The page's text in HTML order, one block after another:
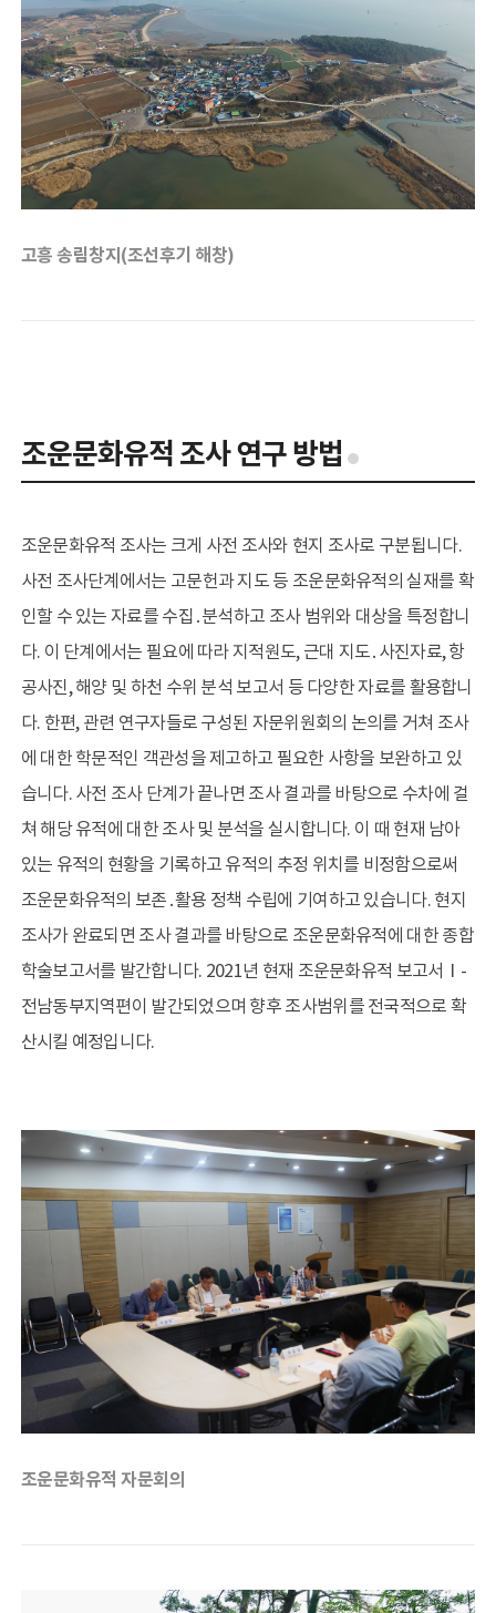
고흥 송림창지(조선후기 해창)
조운문화유적 조사 연구 방법
조운문화유적 조사는 크게 사전 조사와 현지 조사로 구분됩니다.
사전 조사단계에서는 고문헌과 지도 등 조운문화유적의 실재를 확
인할 수 있는 자료를 수집․분석하고 조사 범위와 대상을 특정합니
다. 이 단계에서는 필요에 따라 지적원도, 근대 지도․사진자료, 항
공사진, 해양 및 하천 수위 분석 보고서 등 다양한 자료를 활용합니
다. 한편, 관련 연구자들로 구성된 자문위원회의 논의를 거쳐 조사
에 대한 학문적인 객관성을 제고하고 필요한 사항을 보완하고 있
습니다. 사전 조사 단계가 끝나면 조사 결과를 바탕으로 수차에 걸
쳐 해당 유적에 대한 조사 및 분석을 실시합니다. 이 때 현재 남아
있는 유적의 현황을 기록하고 유적의 추정 위치를 비정함으로써
조운문화유적의 보존․활용 정책 수립에 기여하고 있습니다. 현지
조사가 완료되면 조사 결과를 바탕으로 조운문화유적에 대한 종합
학술보고서를 발간합니다. 2021년 현재 조운문화유적 보고서Ⅰ-
전남동부지역편이 발간되었으며 향후 조사범위를 전국적으로 확
산시킬 예정입니다.
조운문화유적 자문회의